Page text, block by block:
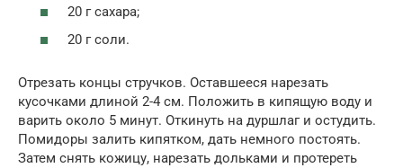
20 г сахара;
20 г соли.
Отрезать концы стручков. Оставшееся нарезать
кусочками длиной 2-4 см. Положить в кипящую воду и
варить около 5 минут. Откинуть на дуршлаг и остудить.
Помидоры залить кипятком, дать немного постоять.
Затем снять кожицу, нарезать дольками и протереть